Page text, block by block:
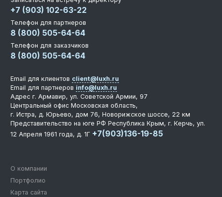
+7 (903) 102-63-22
Телефон для партнеров
8 (800) 505-64-64
Телефон для заказчиков
8 (800) 505-64-64
О компании
Портфолио
Карта сайта
Email для клиентов client@luxh.ru
Email для партнеров info@luxh.ru
Адрес г. Армавир, ул. Советской Армии, 97
Центральный офис Московская область,
г. Истра, д. Юрьево, дом 76, Новорижское шоссе, 22 км
Представительство на юге РФ Республика Крым, г. Керчь, ул.
12 Апреля 1961 года, д. 1Г +7(903)136-19-85